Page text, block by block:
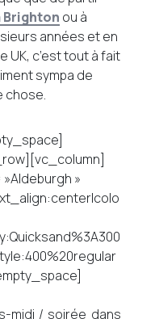
Brighton ou à
années et en
UK, c’est tout à fait
sympa de
chose.
»
midi / soirée dans